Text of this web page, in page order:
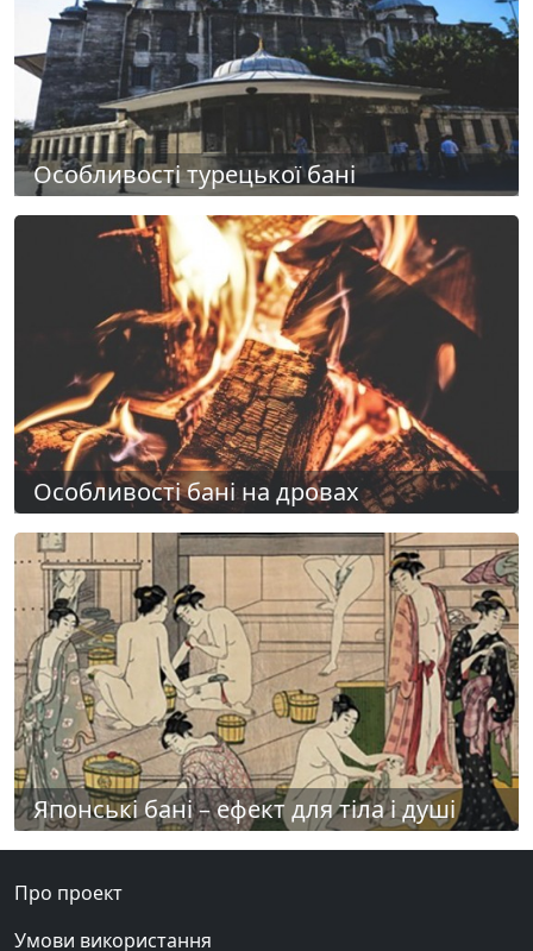
Особливості турецької бані
Особливості бані на дровах
Японські бані – ефект для тіла і душі
Про проект
Умови використання